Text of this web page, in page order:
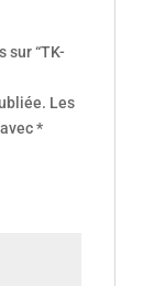
sur “TK-
Les
*